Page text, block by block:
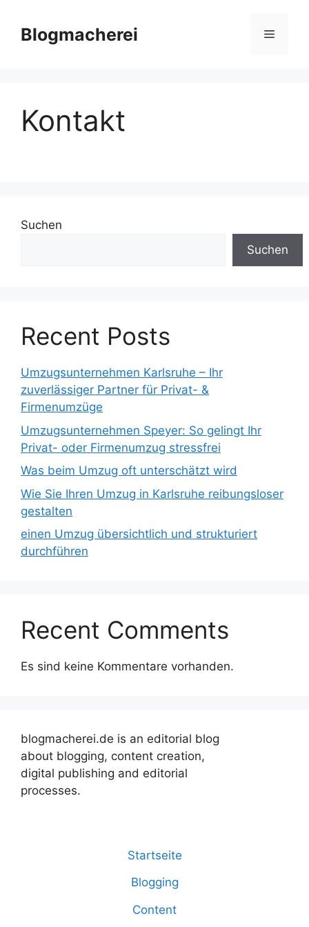
Inhalt
springen
Blogmacherei Menü
Kontakt
Suchen
Suchen
Recent Posts
Umzugsunternehmen Karlsruhe – Ihr
zuverlässiger Partner für Privat- &
Firmenumzüge
Umzugsunternehmen Speyer: So gelingt Ihr
Privat- oder Firmenumzug stressfrei
Was beim Umzug oft unterschätzt wird
Wie Sie Ihren Umzug in Karlsruhe reibungsloser
gestalten
einen Umzug übersichtlich und strukturiert
durchführen
Recent Comments
Es sind keine Kommentare vorhanden.
blogmacherei.de is an editorial blog
about blogging, content creation,
digital publishing and editorial
processes.
Startseite
Blogging
Content